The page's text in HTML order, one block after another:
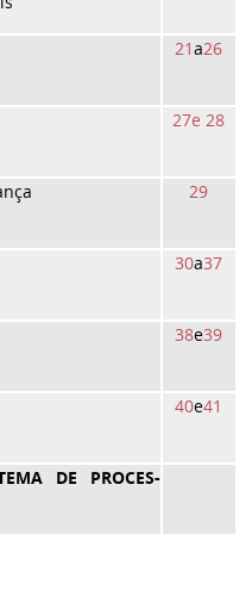
21a26
27e 28
29
30a37
38e39
40e41
DE PROCES-